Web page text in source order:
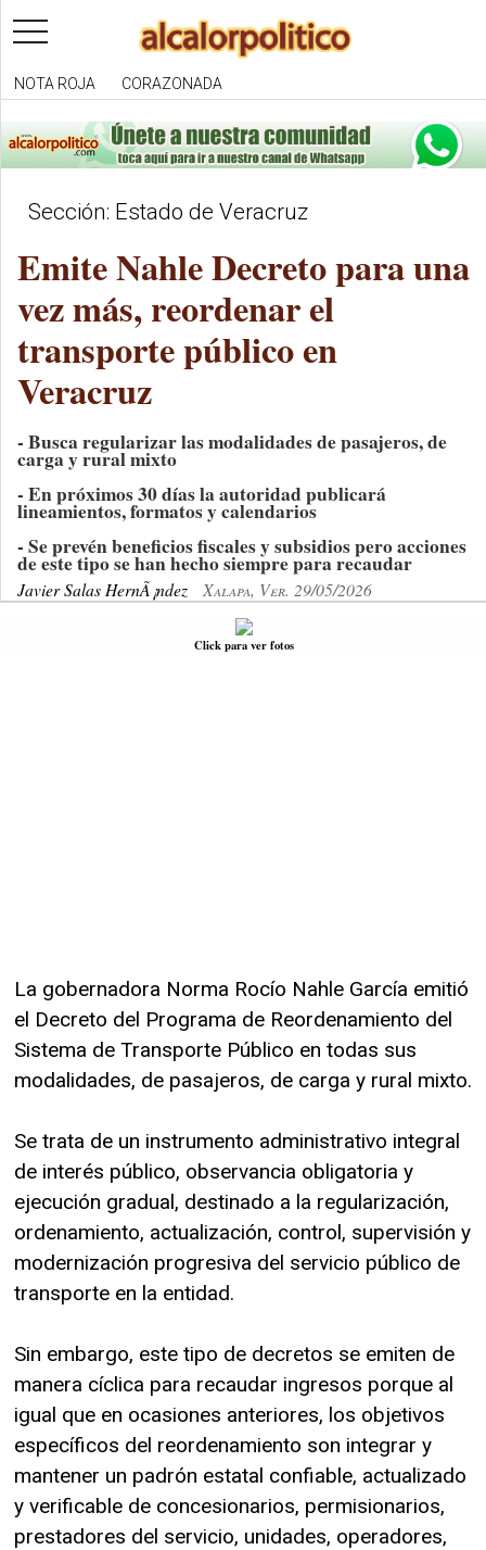
toggle
navigation
NOTA ROJA CORAZONADA
Sección: Estado de Veracruz
Emite Nahle Decreto para una
vez más, reordenar el
transporte público en
Veracruz
- Busca regularizar las modalidades de pasajeros, de
carga y rural mixto
- En próximos 30 días la autoridad publicará
lineamientos, formatos y calendarios
- Se prevén beneficios fiscales y subsidios pero acciones
de este tipo se han hecho siempre para recaudar
Javier Salas HernÃ¡ndez Xalapa, Ver. 29/05/2026
Click para ver fotos
La gobernadora Norma Rocío Nahle García emitió
el Decreto del Programa de Reordenamiento del
Sistema de Transporte Público en todas sus
modalidades, de pasajeros, de carga y rural mixto.
Se trata de un instrumento administrativo integral
de interés público, observancia obligatoria y
ejecución gradual, destinado a la regularización,
ordenamiento, actualización, control, supervisión y
modernización progresiva del servicio público de
transporte en la entidad.
Sin embargo, este tipo de decretos se emiten de
manera cíclica para recaudar ingresos porque al
igual que en ocasiones anteriores, los objetivos
específicos del reordenamiento son integrar y
mantener un padrón estatal confiable, actualizado
y verificable de concesionarios, permisionarios,
prestadores del servicio, unidades, operadores,